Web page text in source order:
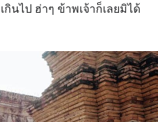
นไป ฮ่าๆ ข้าพเจ้าก็เลยมิได้